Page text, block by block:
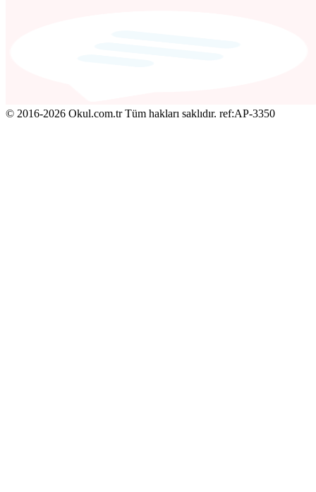
© 2016-2026 Okul.com.tr Tüm hakları saklıdır. ref:AP-3350